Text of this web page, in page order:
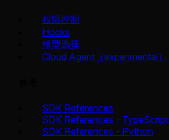
权限控制
Hooks
模型选择
Cloud Agent（experimental）
SDK References
SDK References - TypeScript
SDK References - Python